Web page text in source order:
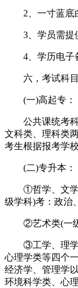
2、一寸蓝底白
3、学员需提
4、学历电子
六，考试科目
(一)高起专：
公共课统考科
文科类、理科类
考生根据报考学
(二)专升本：
①哲学、文学(
级学科)考：政治
②艺术类(一级
③工学、理学(
心理学类等四个
经济学、管理学
环境科学类、心